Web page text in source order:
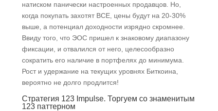
натиском панически настроенных продавцов. Но,
когда покупать захотят ВСЕ, цены будут на 20-30%
выше, а потенциал доходности изрядно скромнее.
Ввиду того, что ЭОС пришел к знаковому диапазону
фиксации, и отвалился от него, целесообразно
сократить его наличие в портфелях до минимума.
Рост и удержание на текущих уровнях Биткоина,
вероятно не долго продлится!
Стратегия 123 Impulse. Торгуем со знаменитым
123 паттерном